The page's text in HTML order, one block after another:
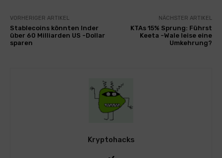
VORHERIGER ARTIKEL
Stablecoins könnten Inder
über 60 Milliarden US -Dollar
sparen
NÄCHSTER ARTIKEL
KTAs 15% Sprung: Führst
Keeta -Wale leise eine
Umkehrung?
Kryptohacks